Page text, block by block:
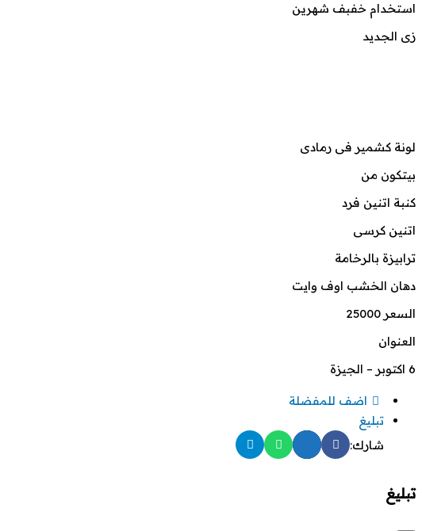
استخدام خفبف شهرين
زى الجديد
لونة كشمير فى رمادى
بيتكون من
كنبة اتنين فرد
اتنين كرسى
ترابيزة بالرخامة
دهان الخشب اوف وايت
السعر 25000
العنوان
6 اكتوبر – الجيزة
اضف للمفضلة
تبليغ
شارك:
تبليغ